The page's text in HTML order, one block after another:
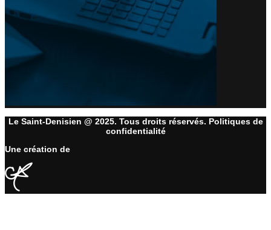
Le Saint-Denisien @ 2025. Tous droits réservés. Politiques de
confidentialité
Une création de